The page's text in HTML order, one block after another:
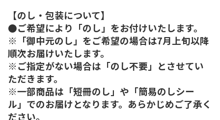
【のし・包装について】
●ご希望により「のし」をお付けいたします。
※「御中元のし」をご希望の場合は7月上旬以降
順次お届けいたします。
※ご指定がない場合は「のし不要」とさせてい
ただきます。
※一部商品は「短冊のし」や「簡易のしシー
ル」でのお届けとなります。あらかじめご了承く
ださい。